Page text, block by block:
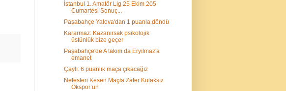
İstanbul 1. Amatör Lig 25 Ekim 205
Cumartesi Sonuç...
Paşabahçe Yalova'dan 1 puanla döndü
Kararmaz: Kazanırsak psikolojik
üstünlük bize geçer
Paşabahçe'de A takım da Eryılmaz'a
emanet
Çaylı: 6 puanlık maça çıkacağız
Nefesleri Kesen Maçta Zafer Kulaksız
Okspor’un